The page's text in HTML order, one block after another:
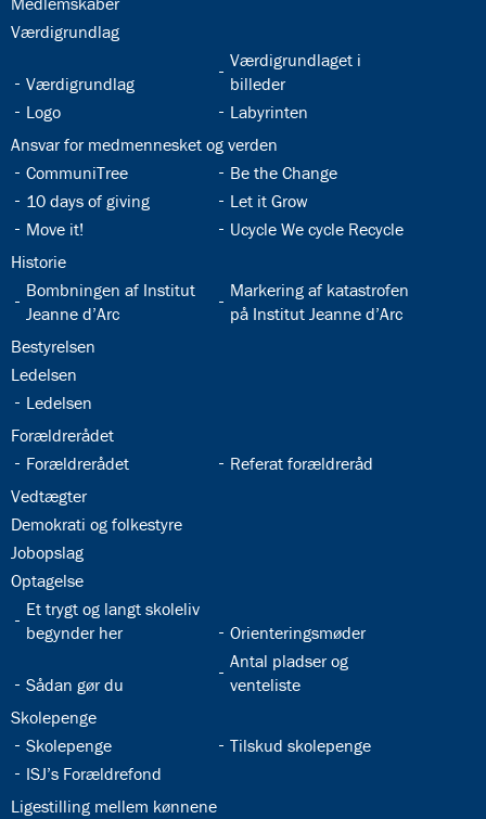
32.3:
Værdigrundlag
32.4:
Værdigrundlag
32.5:
Værdigrundlaget i
billeder
32.6:
Logo 32.7:
Labyrinten
32.8:
Ansvar for medmennesket og verden
32.9:
CommuniTree 32.10:
Be the Change
32.11:
10 days of giving 32.12:
Let it Grow
32.13:
Move it! 32.14:
Ucycle We cycle Recycle
32.15:
Historie
32.16:
Bombningen af Institut
Jeanne d’Arc
32.17:
Markering af katastrofen
på Institut Jeanne d’Arc
32.18:
Bestyrelsen
32.19:
Ledelsen
32.20:
Ledelsen
32.21:
Forældrerådet
32.22:
Forældrerådet 32.23:
Referat forældreråd
32.24:
Vedtægter
32.25:
Demokrati og folkestyre
32.26:
Jobopslag
32.27:
Optagelse
32.28:
Et trygt og langt skoleliv
begynder her
32.29:
Orienteringsmøder
32.30:
Sådan gør du
32.31:
Antal pladser og
venteliste
32.32:
Skolepenge
32.33:
Skolepenge 32.34:
Tilskud skolepenge
32.35:
ISJ’s Forældrefond
32.36:
Ligestilling mellem kønnene